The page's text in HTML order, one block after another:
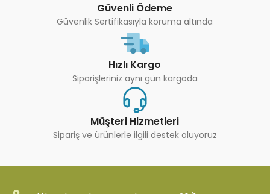
Güvenli Ödeme
Güvenlik Sertifikasıyla koruma altında
Hızlı Kargo
Siparişleriniz aynı gün kargoda
Müşteri Hizmetleri
Sipariş ve ürünlerle ilgili destek oluyoruz